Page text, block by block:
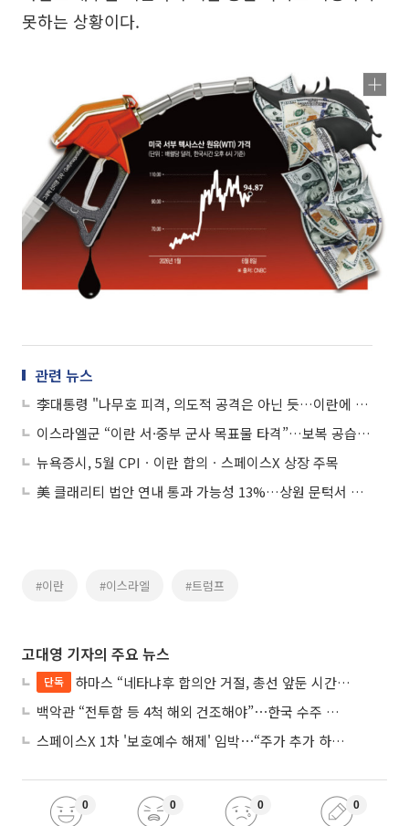
못하는 상황이다.
관련 뉴스
李대통령 "나무호 피격, 의도적 공격은 아닌 듯…이란에 엄중 항의"
이스라엘군 “이란 서·중부 군사 목표물 타격”…보복 공습 개시
뉴욕증시, 5월 CPIㆍ이란 합의ㆍ스페이스X 상장 주목
美 클래리티 법안 연내 통과 가능성 13%…상원 문턱서 제동
#이란 #이스라엘 #트럼프
고대영 기자의 주요 뉴스
단독
하마스 “네타냐후 합의안 거절, 총선 앞둔 시간 끌기”
백악관 “전투함 등 4척 해외 건조해야”⋯한국 수주 기대
스페이스X 1차 '보호예수 해제' 임박⋯“주가 추가 하락 가능성”
0 0 0 0